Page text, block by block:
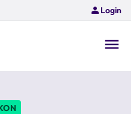
Login